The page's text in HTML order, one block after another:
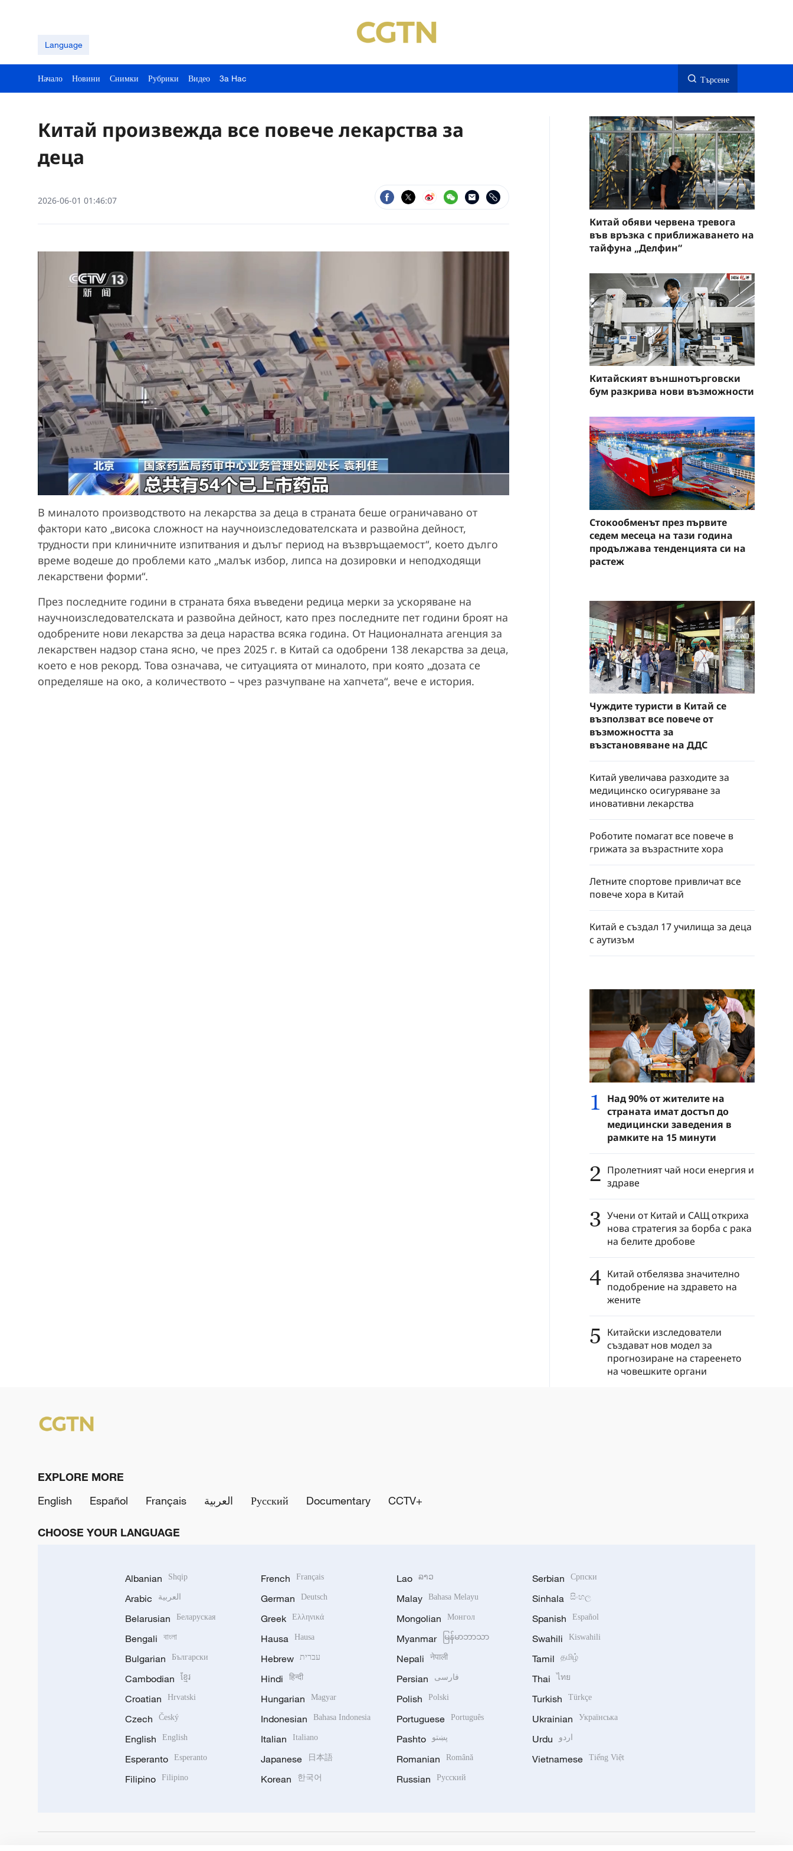
Language
Начало Новини Снимки Рубрики Видео 3a Hac Търсене
Китай произвежда все повече лекарства за
деца
2026-06-01 01:46:07
В миналото производството на лекарства за деца в страната беше ограничавано от
фактори като „висока сложност на научноизследователската и развойна дейност,
трудности при клиничните изпитвания и дълъг период на възвръщаемост“, което дълго
време водеше до проблеми като „малък избор, липса на дозировки и неподходящи
лекарствени форми“.
През последните години в страната бяха въведени редица мерки за ускоряване на
научноизследователската и развойна дейност, като през последните пет години броят на
одобрените нови лекарства за деца нараства всяка година. От Националната агенция за
лекарствен надзор стана ясно, че през 2025 г. в Китай са одобрени 138 лекарства за деца,
което е нов рекорд. Това означава, че ситуацията от миналото, при която „дозата се
определяше на око, а количеството – чрез разчупване на хапчета“, вече е история.
Китай обяви червена тревога
във връзка с приближаването на
тайфуна „Делфин“
Китайският външнотърговски
бум разкрива нови възможности
Стокообменът през първите
седем месеца на тази година
продължава тенденцията си на
растеж
Чуждите туристи в Китай се
възползват все повече от
възможността за
възстановяване на ДДС
Китай увеличава разходите за
медицинско осигуряване за
иновативни лекарства
Роботите помагат все повече в
грижата за възрастните хора
Летните спортове привличат все
повече хора в Китай
Китай е създал 17 училища за деца
с аутизъм
1
Над 90% от жителите на
страната имат достъп до
медицински заведения в
рамките на 15 минути
2 Пролетният чай носи енергия и
здраве
3 Учени от Китай и САЩ откриха
нова стратегия за борба с рака
на белите дробове
4 Китай отбелязва значително
подобрение на здравето на
жените
5 Китайски изследователи
създават нов модел за
прогнозиране на стареенето
на човешките органи
EXPLORE MORE
English
Español Français العربية Русский Documentary CCTV+
CHOOSE YOUR LANGUAGE
Albanian Shqip
Arabic العربية
Belarusian Беларуская
Bengali বাংলা
Bulgarian Български
Cambodian ខ្មែរ
Croatian Hrvatski
Czech Český
English English
Esperanto Esperanto
Filipino Filipino
French Français
German Deutsch
Greek Ελληνικά
Hausa Hausa
Hebrew עברית
Hindi हिन्दी
Hungarian Magyar
Indonesian Bahasa Indonesia
Italian Italiano
Japanese 日本語
Korean 한국어
Lao ລາວ
Malay Bahasa Melayu
Mongolian Монгол
Myanmar မြန်မာဘာသာ
Nepali नेपाली
Persian فارسی
Polish Polski
Portuguese Português
Pashto پښتو
Romanian Română
Russian Русский
Serbian Српски
Sinhala සිංහල
Spanish Español
Swahili Kiswahili
Tamil தமிழ்
Thai ไทย
Turkish Türkçe
Ukrainian Українська
Urdu اردو
Vietnamese Tiếng Việt